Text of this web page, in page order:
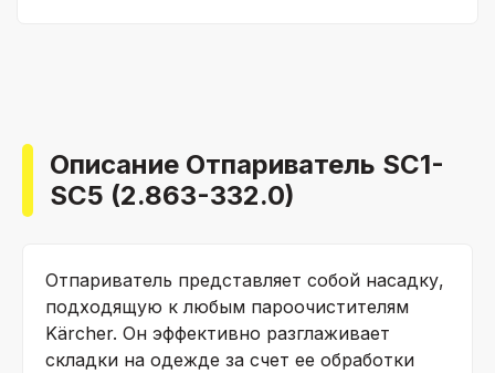
Описание Отпариватель SC1-
SC5 (2.863-332.0)
Отпариватель представляет собой насадку,
подходящую к любым пароочистителям
Kärcher. Он эффективно разглаживает
складки на одежде за счет ее обработки